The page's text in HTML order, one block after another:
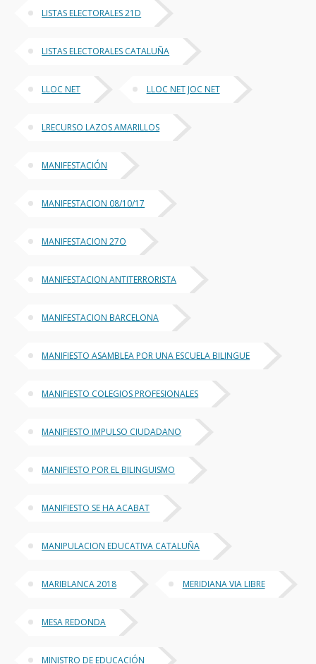
LISTAS ELECTORALES 21D
LISTAS ELECTORALES CATALUÑA
LLOC NET LLOC NET JOC NET
LRECURSO LAZOS AMARILLOS
MANIFESTACIÓN
MANIFESTACION 08/10/17
MANIFESTACION 27O
MANIFESTACION ANTITERRORISTA
MANIFESTACION BARCELONA
MANIFIESTO ASAMBLEA POR UNA ESCUELA BILINGUE
MANIFIESTO COLEGIOS PROFESIONALES
MANIFIESTO IMPULSO CIUDADANO
MANIFIESTO POR EL BILINGUISMO
MANIFIESTO SE HA ACABAT
MANIPULACION EDUCATIVA CATALUÑA
MARIBLANCA 2018 MERIDIANA VIA LIBRE
MESA REDONDA
MINISTRO DE EDUCACIÓN